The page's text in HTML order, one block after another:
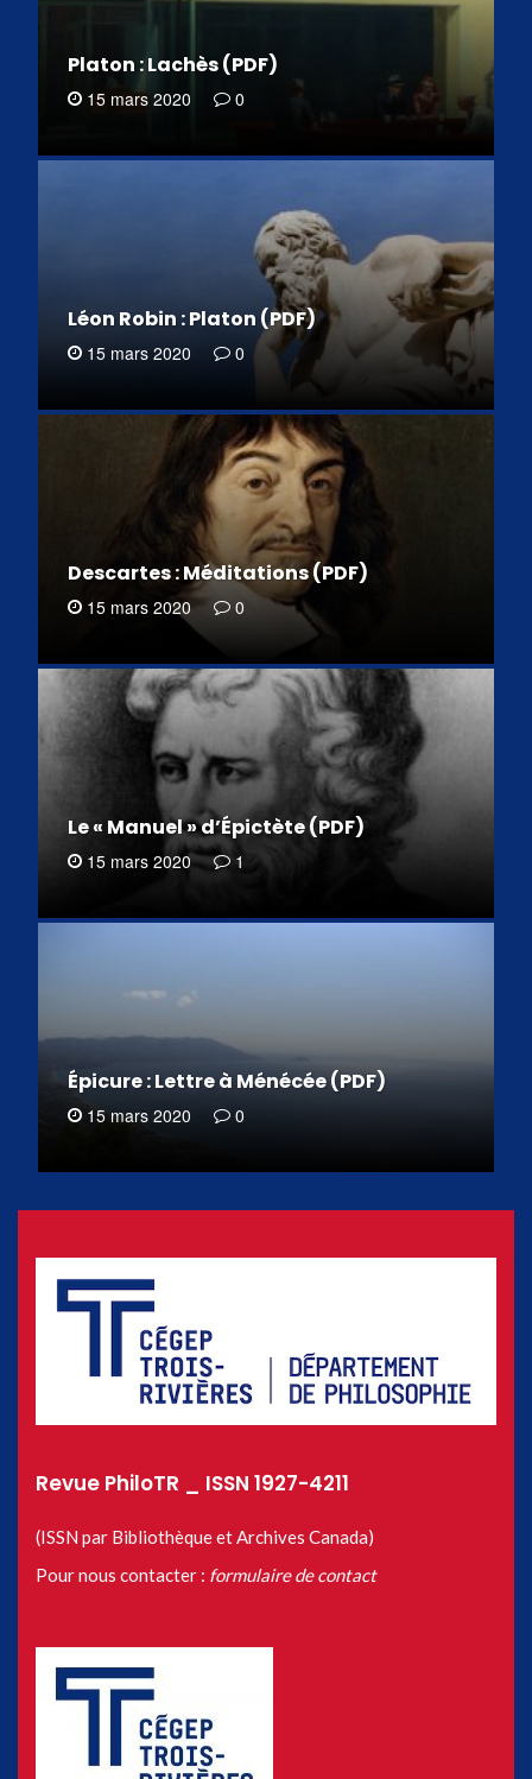
Platon : Lachès (PDF)
15 mars 2020 0
Léon Robin : Platon (PDF)
15 mars 2020 0
Descartes : Méditations (PDF)
15 mars 2020 0
Le « Manuel » d’Épictète (PDF)
15 mars 2020 1
Épicure : Lettre à Ménécée (PDF)
15 mars 2020 0
Revue PhiloTR _ ISSN 1927-4211
(ISSN par Bibliothèque et Archives Canada)
Pour nous contacter : formulaire de contact